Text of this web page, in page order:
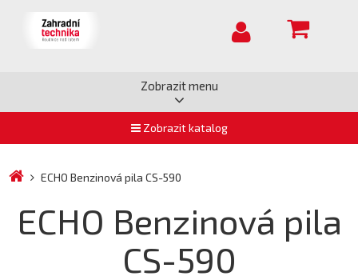
Zobrazit menu
Zobrazit katalog
ECHO Benzinová pila CS-590
ECHO Benzinová pila
CS-590